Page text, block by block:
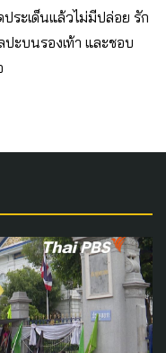
ระเด็นแล้วไม่มีปล่อย รัก
ะบนรองเท้า และชอบ